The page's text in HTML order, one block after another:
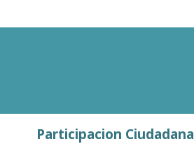
Participacion Ciudadana